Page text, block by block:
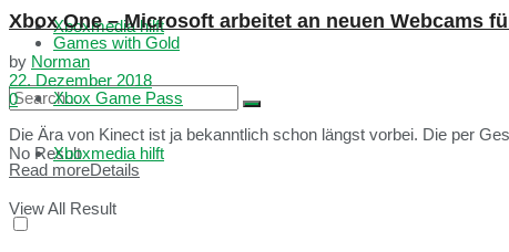
Xboxmedia hilft
No Result
View All Result
Games with Gold
Xbox Game Pass
Xboxmedia hilft
Xbox One – Microsoft arbeitet an neuen Webcams
by Norman
22. Dezember 2018
0
Die Ära von Kinect ist ja bekanntlich schon längst vorbei. Die per
Read moreDetails